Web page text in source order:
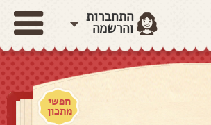
התחברות
והרשמה
חפשי
מתכון